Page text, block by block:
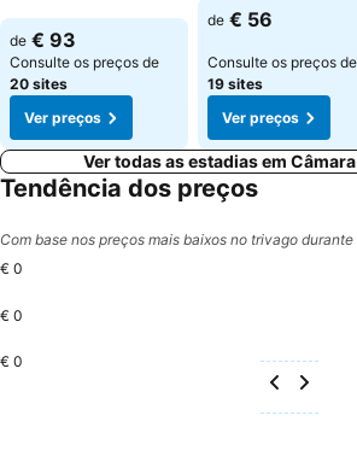
Ver preços
de € 93
Consulte os preços de
20 sites
Ver preços
Ver preços
de € 56
Consulte os preços de
19 sites
Ver preços
Ver todas as estadias em
Tendência dos preços
Com base nos preços mais baixos no trivago
€ 0
€ 0
€ 0